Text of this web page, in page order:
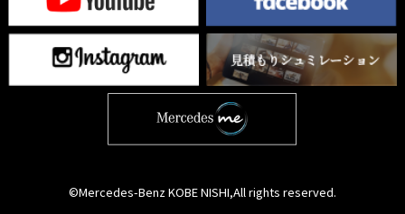
©Mercedes-Benz KOBE NISHI,All rights reserved.